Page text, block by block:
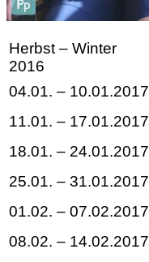
Herbst – Winter
2016
04.01. – 10.01.2017
11.01. – 17.01.2017
18.01. – 24.01.2017
25.01. – 31.01.2017
01.02. – 07.02.2017
08.02. – 14.02.2017